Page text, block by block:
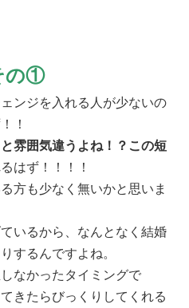
の①
ンジを入れる人が少ないの
！
雰囲気違うよね！？この短
はず！！！！
方も少なく無いかと思いま
いるから、なんとなく結婚
するんですよね。
なかったタイミングで
きたらびっくりしてくれる